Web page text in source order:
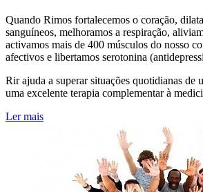
Quando Rimos fortalecemos o coração,
sanguíneos, melhoramos a respiração,
activamos mais de 400 músculos do nosso
afectivos e libertamos serotonina
Rir ajuda a superar situações quotidianas de
uma excelente terapia complementar à
Ler mais